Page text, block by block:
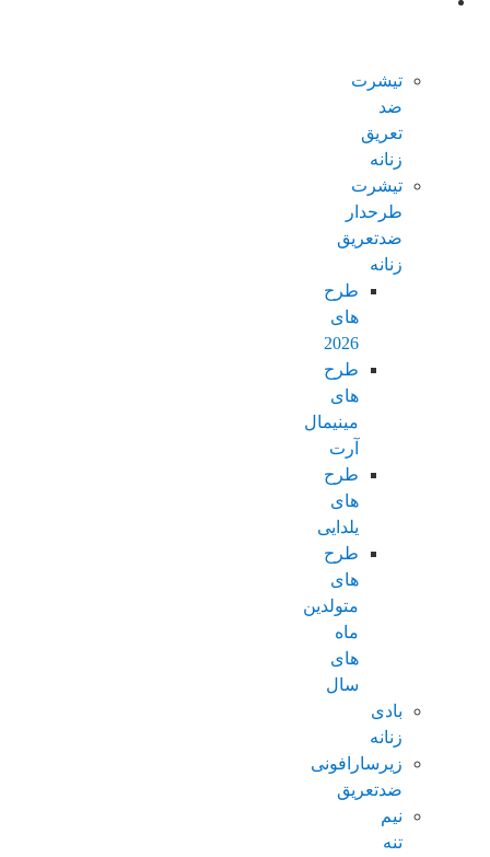
تیشرت
ضد
تعریق
زنانه
تیشرت
طرحدار
ضدتعریق
زنانه
طرح
های
2026
طرح
های
مینیمال
آرت
طرح
های
یلدایی
طرح
های
متولدین
ماه
های
سال
بادی
زنانه
زیرسارافونی
ضدتعریق
نیم
تنه